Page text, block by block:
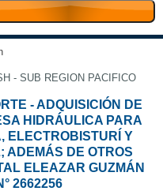
- SUB REGION PACIFICO
- ADQUISICIÓN DE
HIDRÁULICA PARA
ELECTROBISTURÍ Y
ADEMÁS DE OTROS
ELEAZAR GUZMÁN
2662256